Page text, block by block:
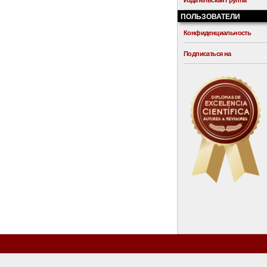
ПОЛЬЗОВАТЕЛИ
Конфиденциальность
Подписаться на